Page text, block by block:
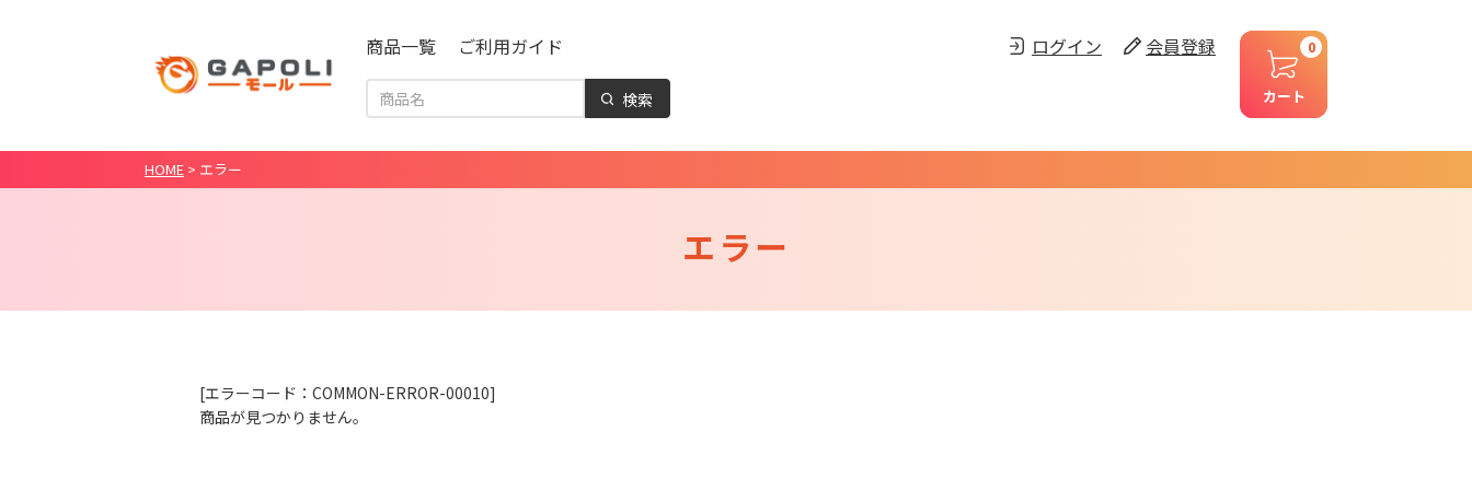
商品一覧 ご利用ガイド
検索
ログイン 会員登録
カート
0
HOME > エラー
エラー
[エラーコード：COMMON-ERROR-00010]
商品が見つかりません。